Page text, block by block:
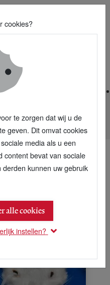
toekomst
moeten nu echt stoppen
cookies?
te zorgen dat wij u de
geven. Dit omvat cookies
media als u een
content bevat van sociale
kunnen uw gebruik
alle cookies
instellen?